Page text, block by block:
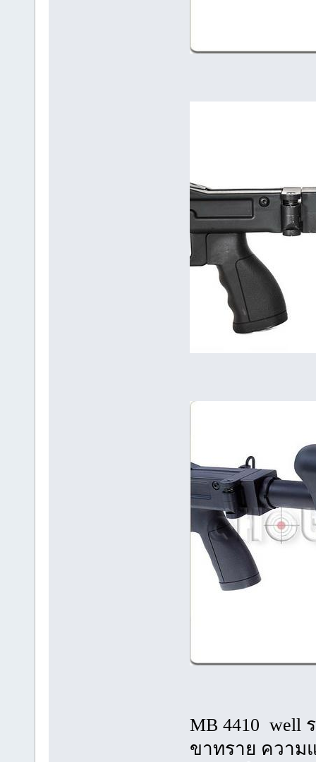
MB 4410
ขาทราย ความ